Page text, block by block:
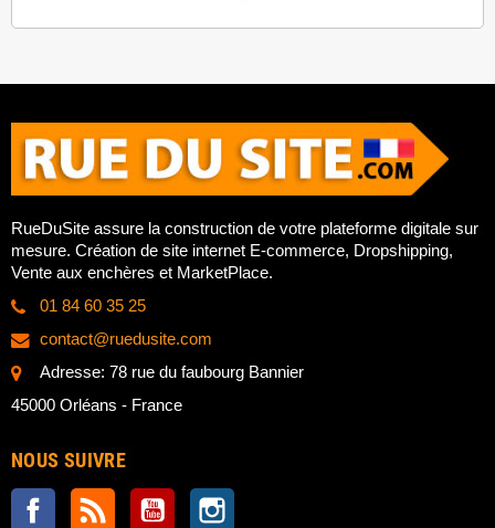
RueDuSite assure la construction de votre plateforme digitale sur
mesure. Création de site internet E-commerce, Dropshipping,
Vente aux enchères et MarketPlace.
01 84 60 35 25
contact@ruedusite.com
Adresse: 78 rue du faubourg Bannier
45000 Orléans - France
NOUS SUIVRE
Facebook Rss YouTube